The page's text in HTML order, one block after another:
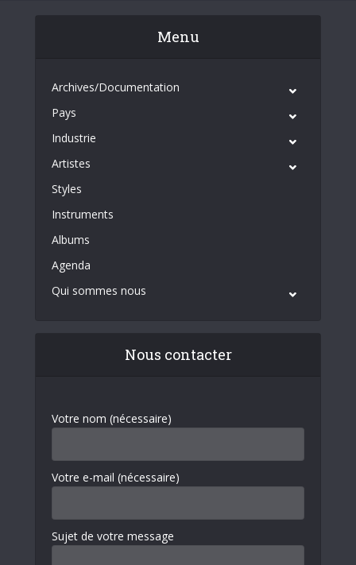
Menu
Archives/Documentation
Pays
Industrie
Artistes
Styles
Instruments
Albums
Agenda
Qui sommes nous
Nous contacter
Votre nom (nécessaire)
Votre e-mail (nécessaire)
Sujet de votre message